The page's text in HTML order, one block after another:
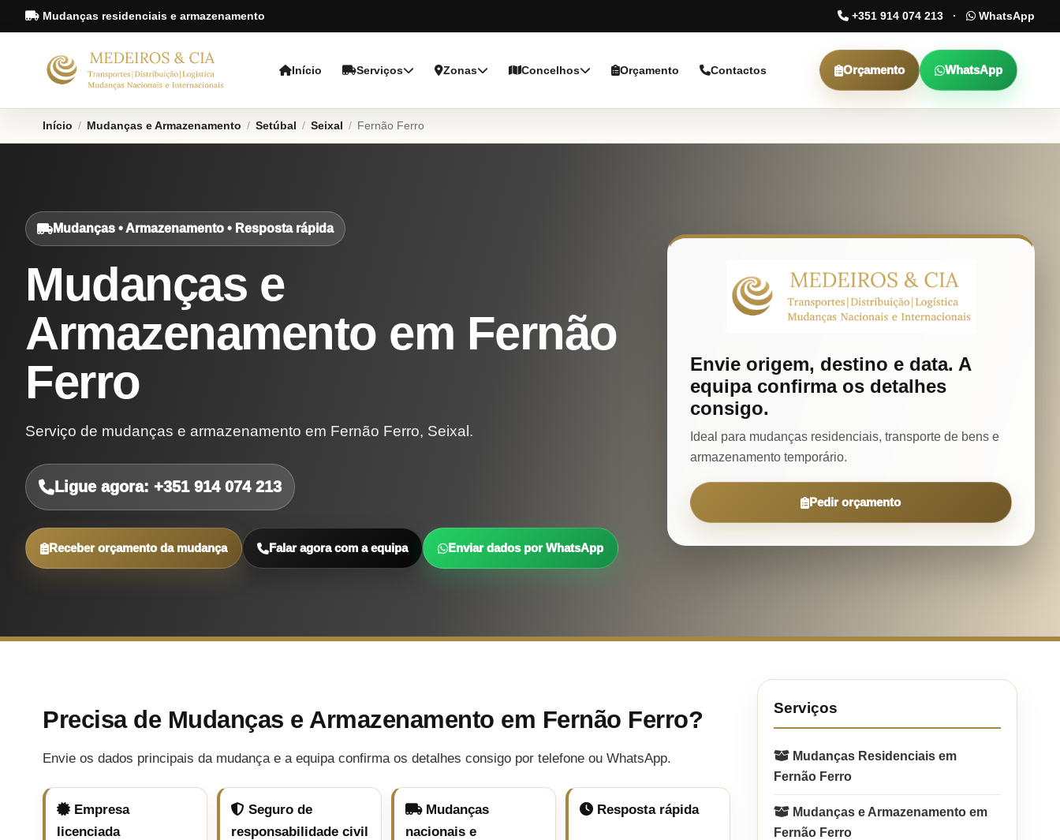
Mudanças residenciais e armazenamento +351 914 074 213 · WhatsApp
Início Serviços Zonas Concelhos Orçamento Contactos Orçamento WhatsApp
Início / Mudanças e Armazenamento / Setúbal / Seixal / Fernão Ferro
Mudanças • Armazenamento • Resposta rápida
Mudanças e
Armazenamento em Fernão
Ferro
Serviço de mudanças e armazenamento em Fernão Ferro, Seixal.
Ligue agora: +351 914 074 213
Receber orçamento da mudança Falar agora com a equipa Enviar dados por WhatsApp
Envie origem, destino e data. A
equipa confirma os detalhes
consigo.
Ideal para mudanças residenciais, transporte de bens e
armazenamento temporário.
Pedir orçamento
Precisa de Mudanças e Armazenamento em Fernão Ferro?
Envie os dados principais da mudança e a equipa confirma os detalhes consigo por telefone ou WhatsApp.
Empresa
licenciada
Seguro de
responsabilidade civil
Mudanças
nacionais e
Resposta rápida
Serviços
Mudanças Residenciais em
Fernão Ferro
Mudanças e Armazenamento em
Fernão Ferro